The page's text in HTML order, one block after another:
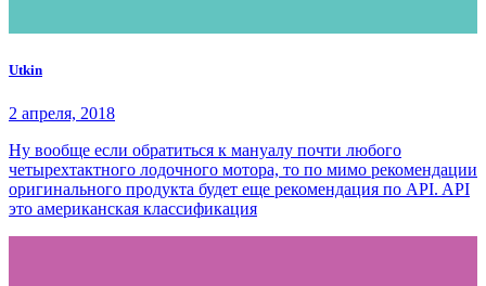
Utkin
2 апреля, 2018
Ну вообще если обратиться к мануалу почти любого
четырехтактного лодочного мотора, то по мимо рекомендации
оригинального продукта будет еще рекомендация по API. API
это американская классификация